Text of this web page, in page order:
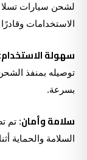
لشحن سيارات تسلا
الاستخدامات
سهولة الاستخدام
توصيله بمنفذ
بسرعة.
سلامة وأمان: تم
السلامة والحماية